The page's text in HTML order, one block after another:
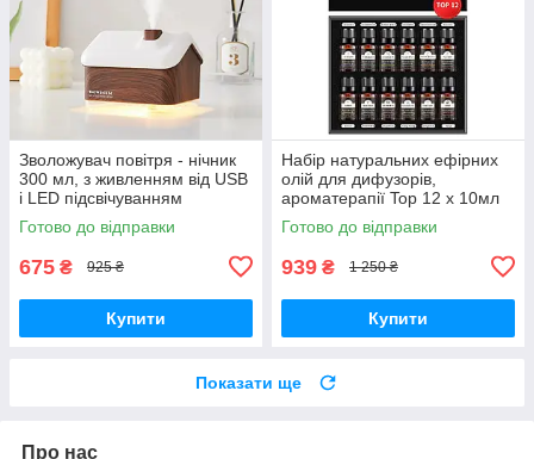
Зволожувач повітря - нічник
300 мл, з живленням від USB
і LED підсвічуванням
Дерев'яний Сніговий Дім
Готово до відправки
675 ₴ 925 ₴
Купити
Набір натуральних ефірних
олій для дифузорів,
ароматерапії Top 12 х 10мл
Готово до відправки
939 ₴ 1 250 ₴
Купити
Показати ще
Про нас